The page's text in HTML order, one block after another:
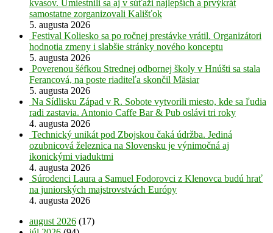
kvasov. Umiestnili sa aj v súťaži najlepších a prvýkrát
samostatne zorganizovali Kališťok
5. augusta 2026
Festival Koliesko sa po ročnej prestávke vrátil. Organizátori
hodnotia zmeny i slabšie stránky nového konceptu
5. augusta 2026
Poverenou šéfkou Strednej odbornej školy v Hnúšti sa stala
Ferancová, na poste riaditeľa skončil Mäsiar
5. augusta 2026
Na Sídlisku Západ v R. Sobote vytvorili miesto, kde sa ľudia
radi zastavia. Antonio Caffe Bar & Pub oslávi tri roky
4. augusta 2026
Technický unikát pod Zbojskou čaká údržba. Jediná
ozubnicová železnica na Slovensku je výnimočná aj
ikonickými viaduktmi
4. augusta 2026
Súrodenci Laura a Samuel Fodorovci z Klenovca budú hrať
na juniorských majstrovstvách Európy
4. augusta 2026
august 2026 (17)